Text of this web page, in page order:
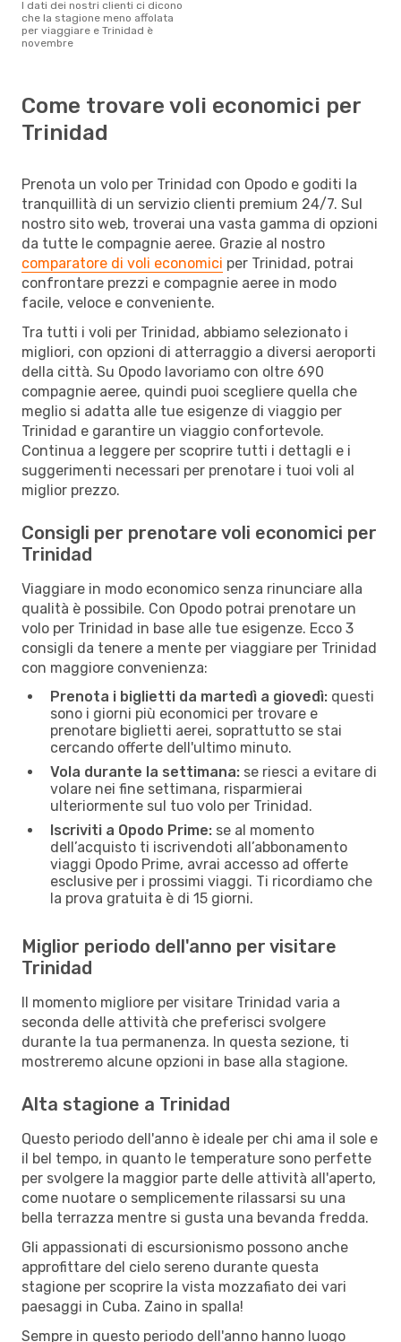
I dati dei nostri clienti ci dicono
che la stagione meno affolata
per viaggiare e Trinidad è
novembre
Come trovare voli economici per
Trinidad
Prenota un volo per Trinidad con Opodo e goditi la
tranquillità di un servizio clienti premium 24/7. Sul
nostro sito web, troverai una vasta gamma di opzioni
da tutte le compagnie aeree. Grazie al nostro
comparatore di voli economici per Trinidad, potrai
confrontare prezzi e compagnie aeree in modo
facile, veloce e conveniente.
Tra tutti i voli per Trinidad, abbiamo selezionato i
migliori, con opzioni di atterraggio a diversi aeroporti
della città. Su Opodo lavoriamo con oltre 690
compagnie aeree, quindi puoi scegliere quella che
meglio si adatta alle tue esigenze di viaggio per
Trinidad e garantire un viaggio confortevole.
Continua a leggere per scoprire tutti i dettagli e i
suggerimenti necessari per prenotare i tuoi voli al
miglior prezzo.
Consigli per prenotare voli economici per
Trinidad
Viaggiare in modo economico senza rinunciare alla
qualità è possibile. Con Opodo potrai prenotare un
volo per Trinidad in base alle tue esigenze. Ecco 3
consigli da tenere a mente per viaggiare per Trinidad
con maggiore convenienza:
Prenota i biglietti da martedì a giovedì: questi
sono i giorni più economici per trovare e
prenotare biglietti aerei, soprattutto se stai
cercando offerte dell'ultimo minuto.
Vola durante la settimana: se riesci a evitare di
volare nei fine settimana, risparmierai
ulteriormente sul tuo volo per Trinidad.
Iscriviti a Opodo Prime: se al momento
dell’acquisto ti iscrivendoti all’abbonamento
viaggi Opodo Prime, avrai accesso ad offerte
esclusive per i prossimi viaggi. Ti ricordiamo che
la prova gratuita è di 15 giorni.
Miglior periodo dell'anno per visitare
Trinidad
Il momento migliore per visitare Trinidad varia a
seconda delle attività che preferisci svolgere
durante la tua permanenza. In questa sezione, ti
mostreremo alcune opzioni in base alla stagione.
Alta stagione a Trinidad
Questo periodo dell'anno è ideale per chi ama il sole e
il bel tempo, in quanto le temperature sono perfette
per svolgere la maggior parte delle attività all'aperto,
come nuotare o semplicemente rilassarsi su una
bella terrazza mentre si gusta una bevanda fredda.
Gli appassionati di escursionismo possono anche
approfittare del cielo sereno durante questa
stagione per scoprire la vista mozzafiato dei vari
paesaggi in Cuba. Zaino in spalla!
Sempre in questo periodo dell'anno hanno luogo